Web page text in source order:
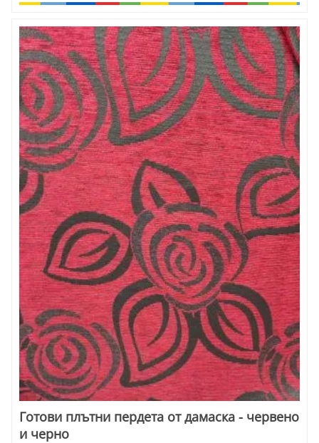
Готови плътни пердета от дамаска - червено
и черно